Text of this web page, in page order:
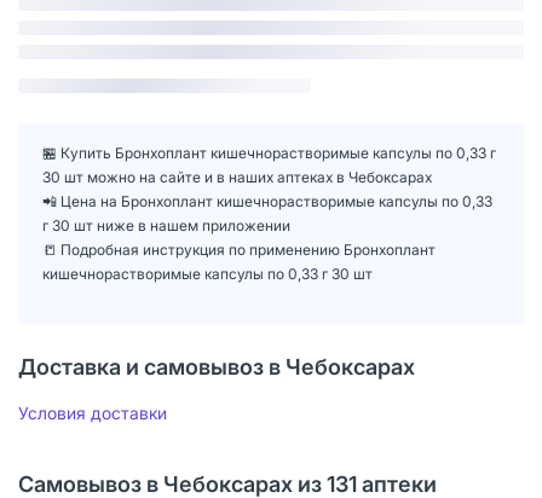
🏪 Купить Бронхоплант кишечнорастворимые капсулы по 0,33 г
30 шт можно на сайте и в наших аптеках в Чебоксарах
📲 Цена на Бронхоплант кишечнорастворимые капсулы по 0,33
г 30 шт ниже в нашем приложении
📒 Подробная инструкция по применению Бронхоплант
кишечнорастворимые капсулы по 0,33 г 30 шт
Доставка и самовывоз в Чебоксарах
Условия доставки
Самовывоз в Чебоксарах из 131 аптеки